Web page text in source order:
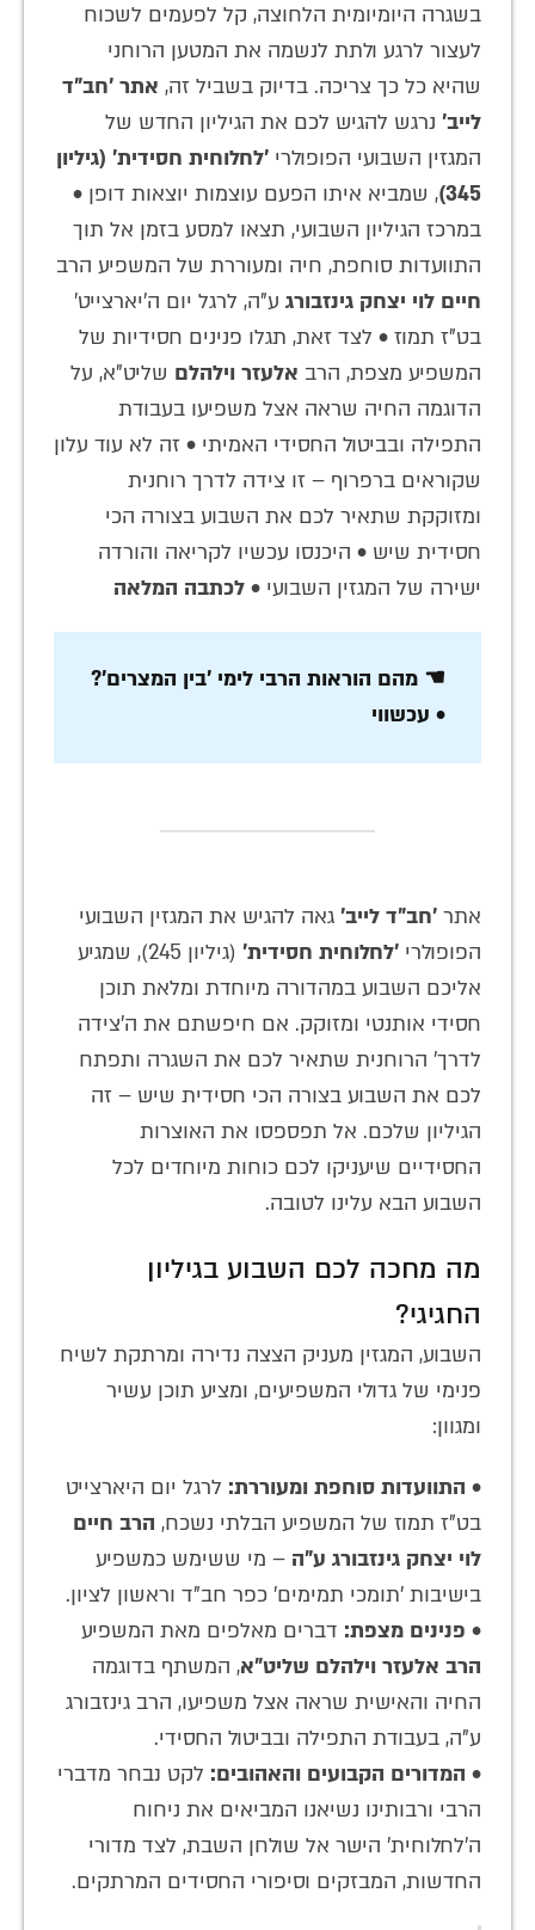
בשגרה היומיומית הלחוצה, קל לפעמים לשכוח
לעצור לרגע ולתת לנשמה את המטען הרוחני
שהיא כל כך צריכה. בדיוק בשביל זה, אתר 'חב"ד
לייב' נרגש להגיש לכם את הגיליון החדש של
המגזין השבועי הפופולרי 'לחלוחית חסידית' (גיליון
345) , שמביא איתו הפעם עוצמות יוצאות דופן •
במרכז הגיליון השבועי, תצאו למסע בזמן אל תוך
התוועדות סוחפת, חיה ומעוררת של המשפיע הרב
חיים לוי יצחק גינזבורג ע"ה, לרגל יום ה'יארצייט'
בט"ז תמוז • לצד זאת, תגלו פנינים חסידיות של
המשפיע מצפת, הרב אלעזר וילהלם שליט"א, על
הדוגמה החיה שראה אצל משפיעו בעבודת
התפילה ובביטול החסידי האמיתי • זה לא עוד עלון
שקוראים ברפרוף – זו צידה לדרך רוחנית
ומזוקקת שתאיר לכם את השבוע בצורה הכי
חסידית שיש • היכנסו עכשיו לקריאה והורדה
ישירה של המגזין השבועי • לכתבה המלאה
☚ מהם הוראות הרבי לימי 'בין המצרים'?
• עכשווי
אתר 'חב"ד לייב' גאה להגיש את המגזין השבועי
הפופולרי 'לחלוחית חסידית'
(גיליון 245), שמגיע
אליכם השבוע במהדורה מיוחדת ומלאת תוכן
חסידי אותנטי ומזוקק. אם חיפשתם את ה'צידה
לדרך' הרוחנית שתאיר לכם את השגרה ותפתח
לכם את השבוע בצורה הכי חסידית שיש – זה
הגיליון שלכם. אל תפספסו את האוצרות
החסידיים שיעניקו לכם כוחות מיוחדים לכל
השבוע הבא עלינו לטובה.
מה מחכה לכם השבוע בגיליון
החגיגי?
השבוע, המגזין מעניק הצצה נדירה ומרתקת לשיח
פנימי של גדולי המשפיעים, ומציע תוכן עשיר
ומגוון:
• התוועדות סוחפת ומעוררת: לרגל יום היארצייט
בט"ז תמוז של המשפיע הבלתי נשכח, הרב חיים
לוי יצחק גינזבורג ע"ה – מי ששימש כמשפיע
בישיבות 'תומכי תמימים' כפר חב"ד וראשון לציון.
• פנינים מצפת: דברים מאלפים מאת המשפיע
הרב אלעזר וילהלם שליט"א, המשתף בדוגמה
החיה והאישית שראה אצל משפיעו, הרב גינזבורג
ע"ה, בעבודת התפילה ובביטול החסידי.
• המדורים הקבועים והאהובים: לקט נבחר מדברי
הרבי ורבותינו נשיאנו המביאים את ניחוח
ה'לחלוחית' הישר אל שולחן השבת, לצד מדורי
החדשות, המבזקים וסיפורי החסידים המרתקים.